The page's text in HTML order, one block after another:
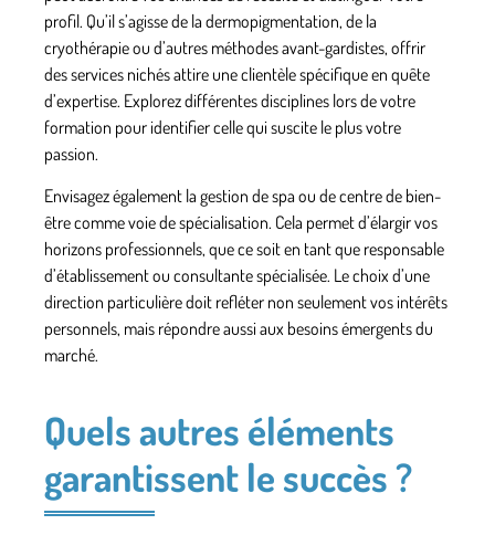
profil. Qu’il s’agisse de la dermopigmentation, de la
cryothérapie ou d’autres méthodes avant-gardistes, offrir
des services nichés attire une clientèle spécifique en quête
d’expertise. Explorez différentes disciplines lors de votre
formation pour identifier celle qui suscite le plus votre
passion.
Envisagez également la gestion de spa ou de centre de bien-
être comme voie de spécialisation. Cela permet d’élargir vos
horizons professionnels, que ce soit en tant que responsable
d’établissement ou consultante spécialisée. Le choix d’une
direction particulière doit refléter non seulement vos intérêts
personnels, mais répondre aussi aux besoins émergents du
marché.
Quels autres éléments
garantissent le succès ?